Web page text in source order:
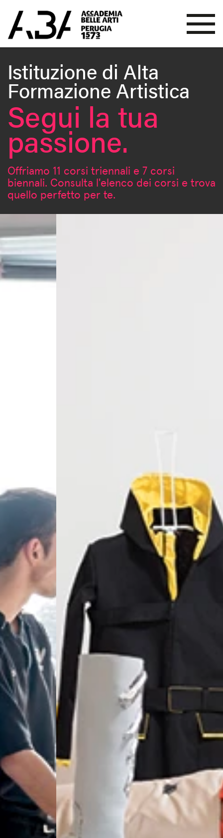
Istituzione di Alta
Formazione Artistica
Segui la tua
passione.
Offriamo 11 corsi triennali e 7 corsi
biennali. Consulta l'elenco dei corsi e trova
quello perfetto per te.